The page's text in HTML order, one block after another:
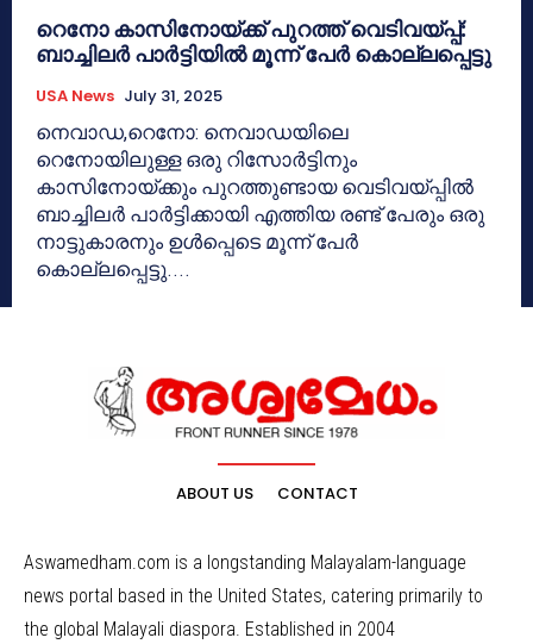
റെനോ കാസിനോയ്ക്ക് പുറത്ത് വെടിവയ്പ്പ്:
ബാച്ചിലർ പാർട്ടിയിൽ മൂന്ന് പേർ കൊല്ലപ്പെട്ടു
USA News July 31, 2025
നെവാഡ,റെനോ: നെവാഡയിലെ
റെനോയിലുള്ള ഒരു റിസോർട്ടിനും
കാസിനോയ്ക്കും പുറത്തുണ്ടായ വെടിവയ്പ്പിൽ
ബാച്ചിലർ പാർട്ടിക്കായി എത്തിയ രണ്ട് പേരും ഒരു
നാട്ടുകാരനും ഉൾപ്പെടെ മൂന്ന് പേർ
കൊല്ലപ്പെട്ടു....
ABOUT US CONTACT
Aswamedham.com is a longstanding Malayalam-language
news portal based in the United States, catering primarily to
the global Malayali diaspora. Established in 2004